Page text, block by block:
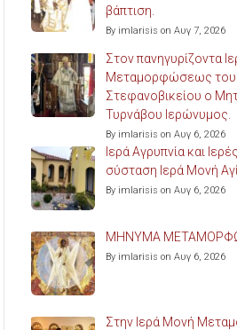
βάπτιση.
By imlarisis on Αυγ 7, 2026
Στον πανηγυρίζοντα
Μεταμορφώσεως
Στεφανοβικείου ο
Τυρνάβου Ιερώνυμος.
By imlarisis on Αυγ 6, 2026
Ιερά Αγρυπνία και
σύσταση Ιερά Μονή
By imlarisis on Αυγ 6, 2026
ΜΗΝΥΜΑ
By imlarisis on Αυγ 6, 2026
Στην Ιερά Μονή